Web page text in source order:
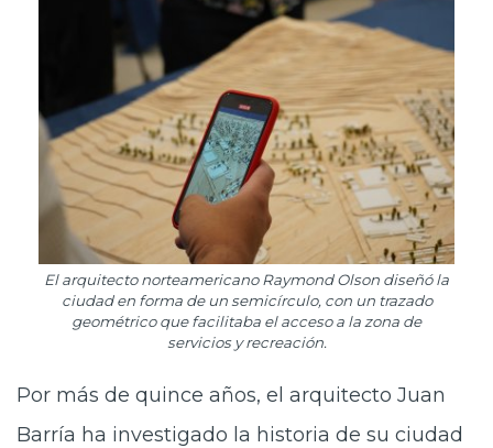
El arquitecto norteamericano Raymond Olson diseñó la
ciudad en forma de un semicírculo, con un trazado
geométrico que facilitaba el acceso a la zona de
servicios y recreación.
Por más de quince años, el arquitecto Juan
Barría ha investigado la historia de su ciudad